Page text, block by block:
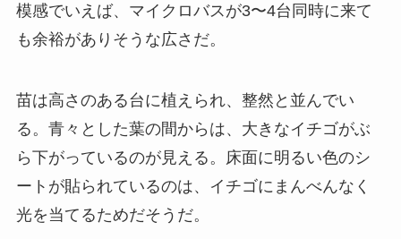
模感でいえば、マイクロバスが3〜4台同時に来て
も余裕がありそうな広さだ。
苗は高さのある台に植えられ、整然と並んでい
る。青々とした葉の間からは、大きなイチゴがぶ
ら下がっているのが見える。床面に明るい色のシ
ートが貼られているのは、イチゴにまんべんなく
光を当てるためだそうだ。